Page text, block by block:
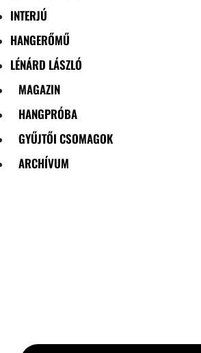
INTERJÚ
HANGERŐMŰ
LÉNÁRD LÁSZLÓ
MAGAZIN
HANGPRÓBA
GYŰJTŐI CSOMAGOK
ARCHÍVUM